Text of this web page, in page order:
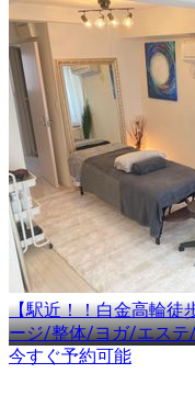
【駅近！！白金高輪徒
ージ/整体/ヨガ/エス
今すぐ予約可能